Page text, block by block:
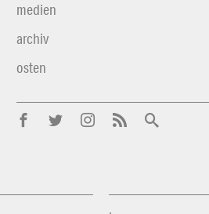
medien
archiv
osten